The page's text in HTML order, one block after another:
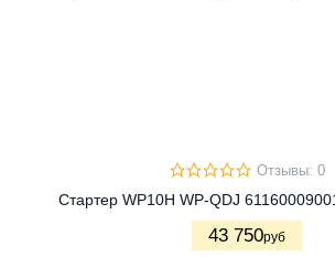
Отзывы: 0
Стартер WP10H WP-QDJ
43 750руб